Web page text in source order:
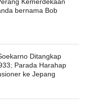
bernama Bob
Ditangkap
Parada Harahap
ke Jepang